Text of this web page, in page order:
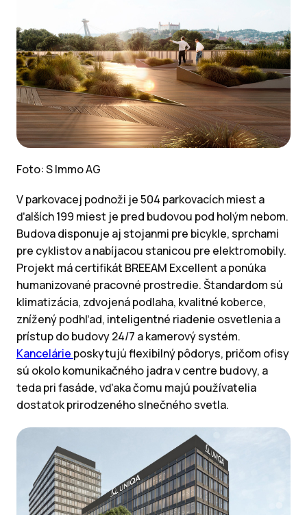
Foto: S Immo AG
V parkovacej podnoži je 504 parkovacích miest a
ďalších 199 miest je pred budovou pod holým nebom.
Budova disponuje aj stojanmi pre bicykle, sprchami
pre cyklistov a nabíjacou stanicou pre elektromobily.
Projekt má certifikát BREEAM Excellent a ponúka
humanizované pracovné prostredie. Štandardom sú
klimatizácia, zdvojená podlaha, kvalitné koberce,
znížený podhľad, inteligentné riadenie osvetlenia a
prístup do budovy 24/7 a kamerový systém.
Kancelárie poskytujú flexibilný pôdorys, pričom ofisy
sú okolo komunikačného jadra v centre budovy, a
teda pri fasáde, vďaka čomu majú používatelia
dostatok prirodzeného slnečného svetla.